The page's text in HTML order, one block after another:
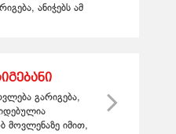
ანიჭებს ამ
გარიგება,
მოვლენაზე იმით,